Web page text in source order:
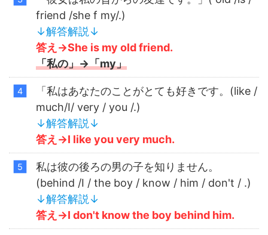
friend /she f my/.)
↓解答解説↓
答え→She is my old friend.
「私の」→「my」
「私はあなたのことがとても好きです。(like /
much/I/ very / you /.)
↓解答解説↓
答え→I like you very much.
私は彼の後ろの男の子を知りません。
(behind /I / the boy / know / him / don't / .)
↓解答解説↓
答え→I don't know the boy behind him.